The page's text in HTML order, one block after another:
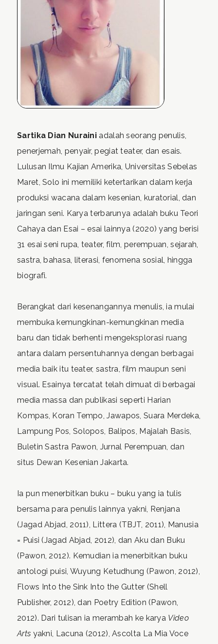
Sartika Dian Nuraini adalah seorang penulis,
penerjemah, penyair, pegiat teater, dan esais.
Lulusan Ilmu Kajian Amerika, Universitas Sebelas
Maret, Solo ini memiliki ketertarikan dalam kerja
produksi wacana dalam kesenian, kuratorial, dan
jaringan seni. Karya terbarunya adalah buku Teori
Cahaya dan Esai – esai lainnya (2020) yang berisi
31 esai seni rupa, teater, film, perempuan, sejarah,
sastra, bahasa, literasi, fenomena sosial, hingga
biografi.
Berangkat dari kesenangannya menulis, ia mulai
membuka kemungkinan-kemungkinan media
baru dan tidak berhenti mengeksplorasi ruang
antara dalam persentuhannya dengan berbagai
media baik itu teater, sastra, film maupun seni
visual. Esainya tercatat telah dimuat di berbagai
media massa dan publikasi seperti Harian
Kompas, Koran Tempo, Jawapos, Suara Merdeka,
Lampung Pos, Solopos, Balipos, Majalah Basis,
Buletin Sastra Pawon, Jurnal Perempuan, dan
situs Dewan Kesenian Jakarta.
Ia pun menerbitkan buku – buku yang ia tulis
bersama para penulis lainnya yakni, Renjana
(Jagad Abjad, 2011), Littera (TBJT, 2011), Manusia
= Puisi (Jagad Abjad, 2012), dan Aku dan Buku
(Pawon, 2012). Kemudian ia menerbitkan buku
antologi puisi, Wuyung Ketudhung (Pawon, 2012),
Flows Into the Sink Into the Gutter (Shell
Publisher, 2012), dan Poetry Edition (Pawon,
2012). Dari tulisan ia merambah ke karya Video
Arts yakni, Lacuna (2012), Ascolta La Mia Voce